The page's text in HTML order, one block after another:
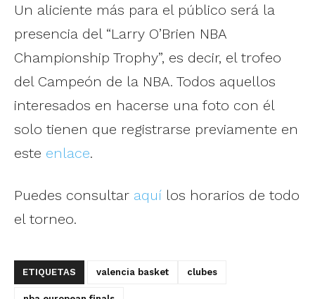
Un aliciente más para el público será la
presencia del “Larry O’Brien NBA
Championship Trophy”, es decir, el trofeo
del Campeón de la NBA. Todos aquellos
interesados en hacerse una foto con él
solo tienen que registrarse previamente en
este enlace.
Puedes consultar aquí los horarios de todo
el torneo.
ETIQUETAS valencia basket clubes